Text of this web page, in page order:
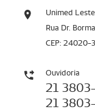
Unimed
Rua Dr.
CEP: 24020-
Ouvidoria
21
21